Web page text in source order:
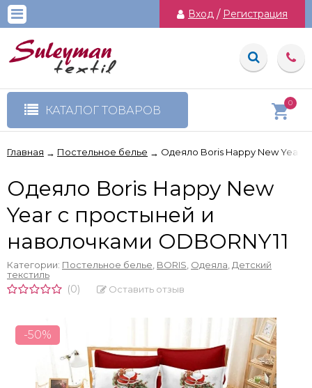
Вход / Регистрация
КАТАЛОГ ТОВАРОВ
0
Главная → Постельное белье → Одеяло Boris Happy New Year с
Одеяло Boris Happy New
Year с простыней и
наволочками ODBORNY11
Категории: Постельное белье BORIS Одеяла Детский
текстиль
(0) Оставить отзыв
-50%